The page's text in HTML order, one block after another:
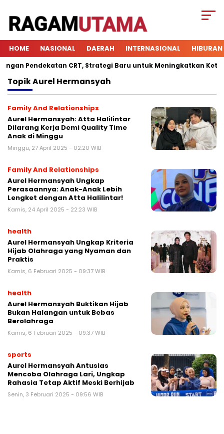
HOME NASIONAL DAERAH INTERNASIONAL HIBURAN
Pendekatan CRT, Strategi Baru untuk Meningkatkan
TopikAurel Hermansyah
Family And Relationships
Aurel Hermansyah: Atta Halilintar
Dilarang Kerja Demi Quality Time
Anak di Minggu
Minggu, 27 April 2025 - 02:20 WIB
Family And Relationships
Aurel Hermansyah Ungkap
Perasaannya: Anak-Anak Lebih
Lengket dengan Atta Halilintar!
Kamis, 24 April 2025 - 22:23 WIB
health
Aurel Hermansyah Ungkap Kriteria
Hijab Olahraga yang Nyaman dan
Praktis
Kamis, 6 Februari 2025 - 09:37 WIB
health
Aurel Hermansyah Buktikan Hijab
Bukan Halangan untuk Bebas
Berolahraga
Kamis, 6 Februari 2025 - 09:37 WIB
sports
Aurel Hermansyah Antusias
Mencoba Olahraga Lari, Ungkap
Rahasia Tetap Aktif Meski Berhijab
Senin, 3 Februari 2025 - 09:56 WIB